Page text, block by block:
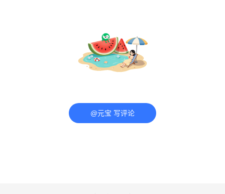
@元宝 写评论